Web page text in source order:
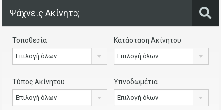
Ψάχνεις Ακίνητο;
Τοποθεσία
Επιλογή όλων
Κατάσταση Ακίνητου
Επιλογή όλων
Τύπος Ακίνητου
Επιλογή όλων
Υπνοδωμάτια
Επιλογή όλων